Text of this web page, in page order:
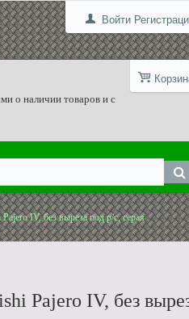
Войти
о наличии товаров и с
IV, без выреза под р/c, серая
Pajero IV, без